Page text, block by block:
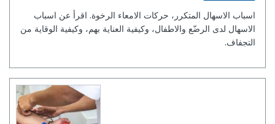
اسباب الاسهال المتكرر، حركات الامعاء الرخوة. اقرأ عن اسباب
الاسهال لدى الرضّع والاطفال، وكيفية العناية بهم، وكيفية الوقاية من
التجفاف.